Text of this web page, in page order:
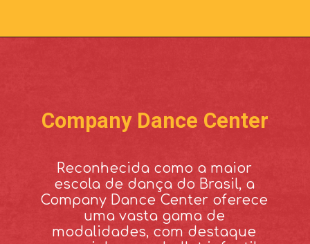
Reconhecida como a maior
escola de dança do Brasil, a
Company Dance Center oferece
uma vasta gama de
modalidades, com destaque
Company Dance Center